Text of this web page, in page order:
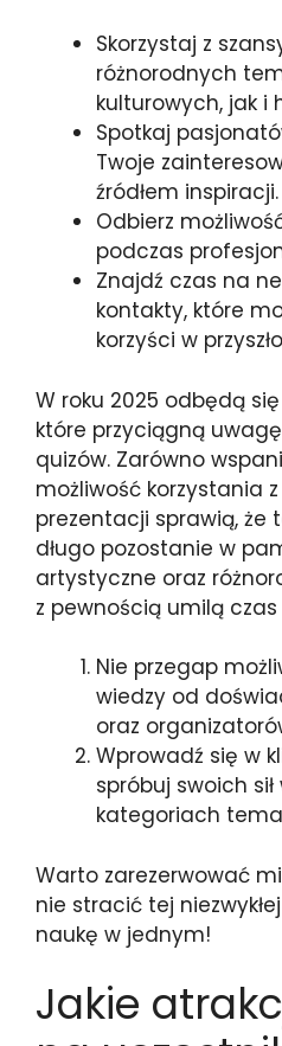
Skorzystaj z
różnorodnych
kulturowych, jak i
Spotkaj
Twoje
źródłem inspiracji.
Odbierz
podczas
Znajdź czas na
kontakty, które
korzyści w
W roku 2025 odbędą
które przyciągną
quizów. Zarówno
możliwość korzystania
prezentacji sprawią, że
długo pozostanie w
artystyczne oraz
z pewnością umilą
Nie przegap
wiedzy od
oraz
Wprowadź się w
spróbuj swoich
kategoriach
Warto zarezerwować
nie stracić tej
naukę w jednym!
Jakie